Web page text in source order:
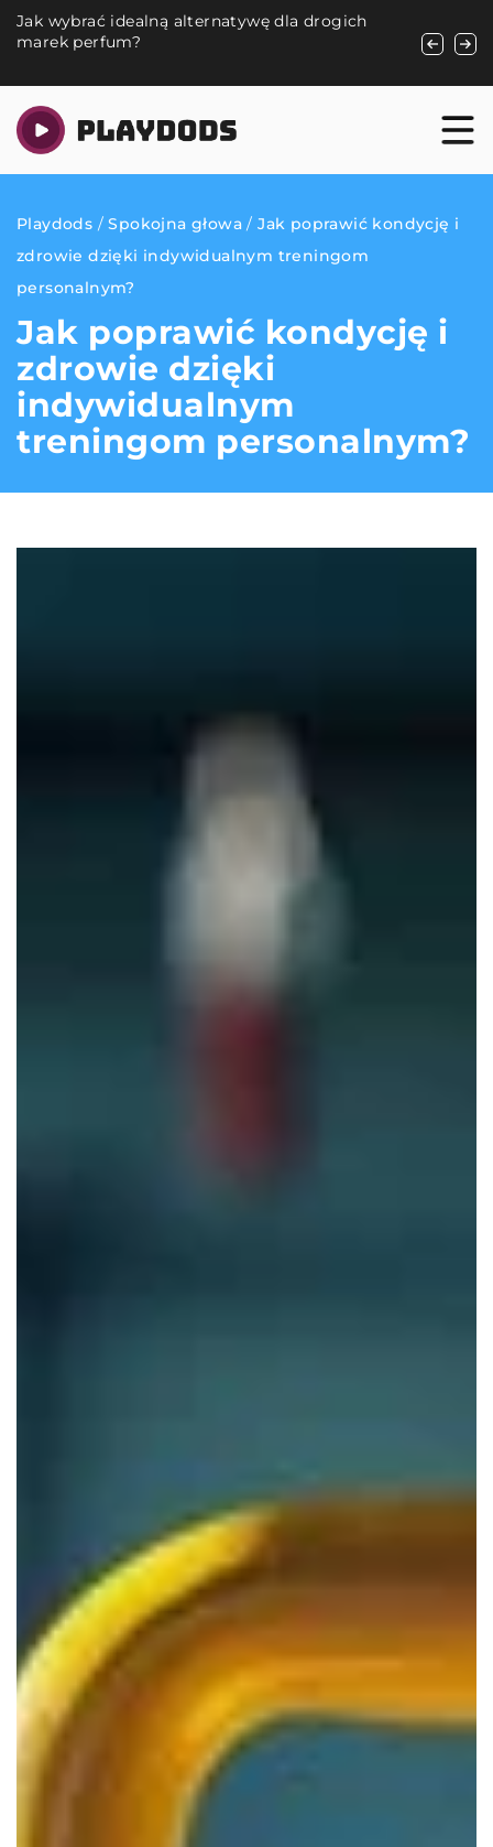
Jak wybrać idealną alternatywę dla drogich
marek perfum?
warto?
Playdods /Spokojna głowa /Jak poprawić kondycję i
zdrowie dzięki indywidualnym treningom
personalnym?
Jak poprawić kondycję i
zdrowie dzięki
indywidualnym
treningom personalnym?